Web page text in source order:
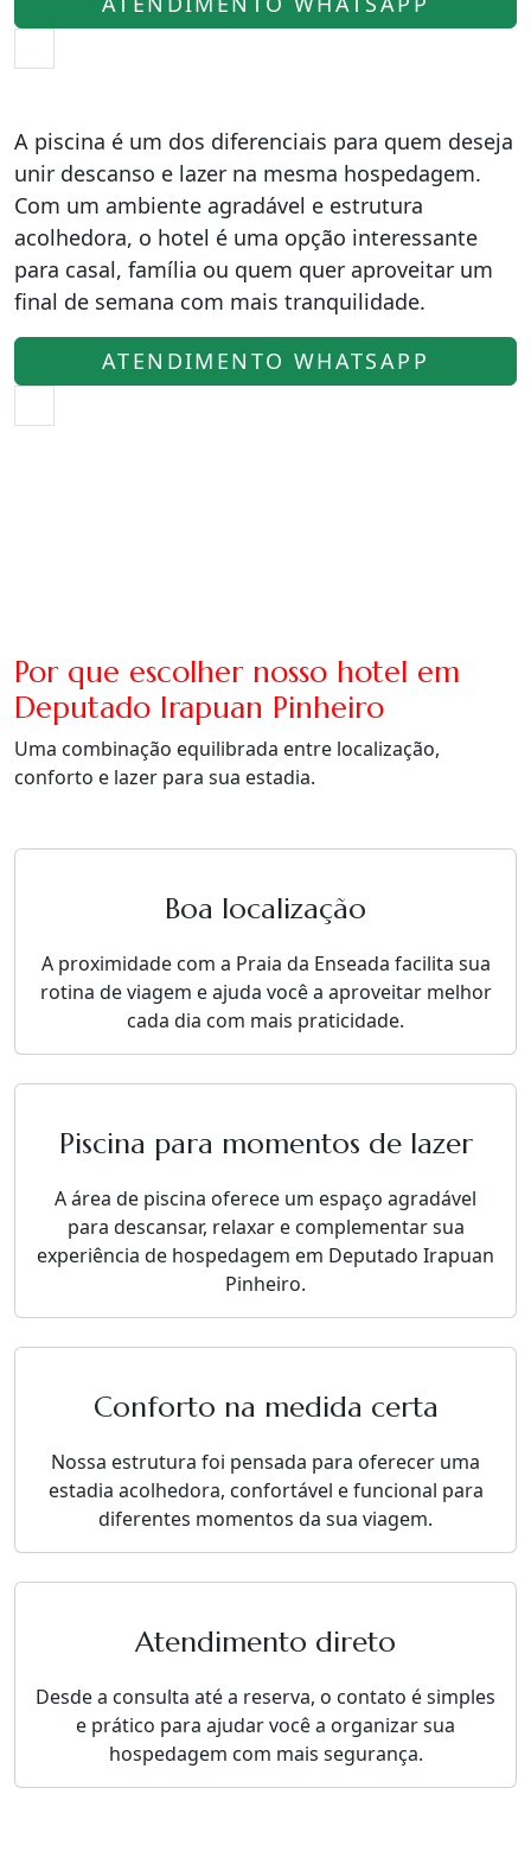
A piscina é um dos diferenciais para quem deseja
unir descanso e lazer na mesma hospedagem.
Com um ambiente agradável e estrutura
acolhedora, o hotel é uma opção interessante
para casal, família ou quem quer aproveitar um
final de semana com mais tranquilidade.
ATENDIMENTO WHATSAPP
Por que escolher nosso hotel em
Deputado Irapuan Pinheiro
Uma combinação equilibrada entre localização,
conforto e lazer para sua estadia.
Boa localização
A proximidade com a Praia da Enseada facilita sua
rotina de viagem e ajuda você a aproveitar melhor
cada dia com mais praticidade.
Piscina para momentos de lazer
A área de piscina oferece um espaço agradável
para descansar, relaxar e complementar sua
experiência de hospedagem em Deputado Irapuan
Pinheiro.
Conforto na medida certa
Nossa estrutura foi pensada para oferecer uma
estadia acolhedora, confortável e funcional para
diferentes momentos da sua viagem.
Atendimento direto
Desde a consulta até a reserva, o contato é simples
e prático para ajudar você a organizar sua
hospedagem com mais segurança.